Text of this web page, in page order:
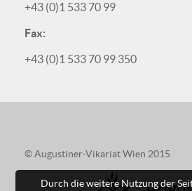
+43 (0)1 533 70 99
Fax:
+43 (0)1 533 70 99 350
© Augustiner-Vikariat Wien 2015
Durch die weitere Nutzung der